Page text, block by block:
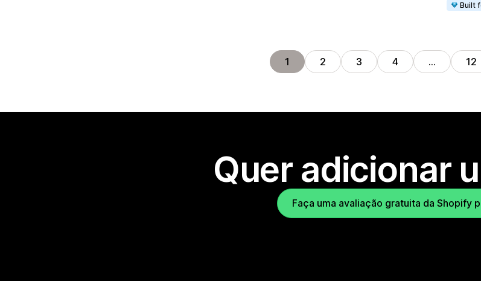
Built
1 2 3 4 … 12
Quer adicionar
Faça uma avaliação gratuita da Shopify